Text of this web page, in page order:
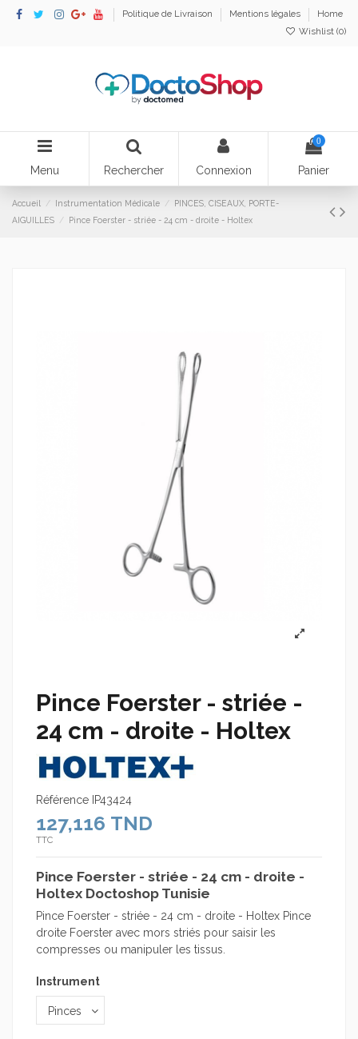
Politique de Livraison Mentions légales
Home
Wishlist (0)
Menu Rechercher Connexion
0
Panier
Accueil Instrumentation Médicale
PINCES, CISEAUX, PORTE-
AIGUILLES
Pince Foerster - striée - 24 cm - droite - Holtex
Pince Foerster - striée -
24 cm - droite - Holtex
Référence IP43424
127,116 TND
TTC
Pince Foerster - striée - 24 cm - droite -
Holtex Doctoshop Tunisie
Pince Foerster - striée - 24 cm - droite - Holtex Pince
droite Foerster avec mors striés pour saisir les
compresses ou manipuler les tissus.
Instrument